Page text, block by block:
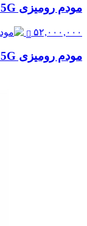
مودم رومیزی 5G هواوی CPE PRO 5 مدلH158-381
۵۲,۰۰۰,۰۰۰
مودم رومیزی 5G مدل MC8020 ZTE